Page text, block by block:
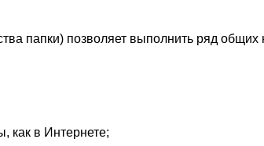
папки) позволяет выполнить ряд общих
как в Интернете;